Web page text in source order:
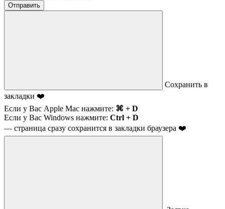
Отправить
Сохранить в
закладки ❤️
Если у Вас Apple Mac нажмите: ⌘ + D
Если у Вас Windows нажмите: Ctrl + D
— страница сразу сохранится в закладки браузера ❤️